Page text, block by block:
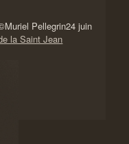
24 juin
la Saint Jean